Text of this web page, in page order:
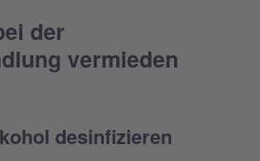
der
vermieden
desinfizieren